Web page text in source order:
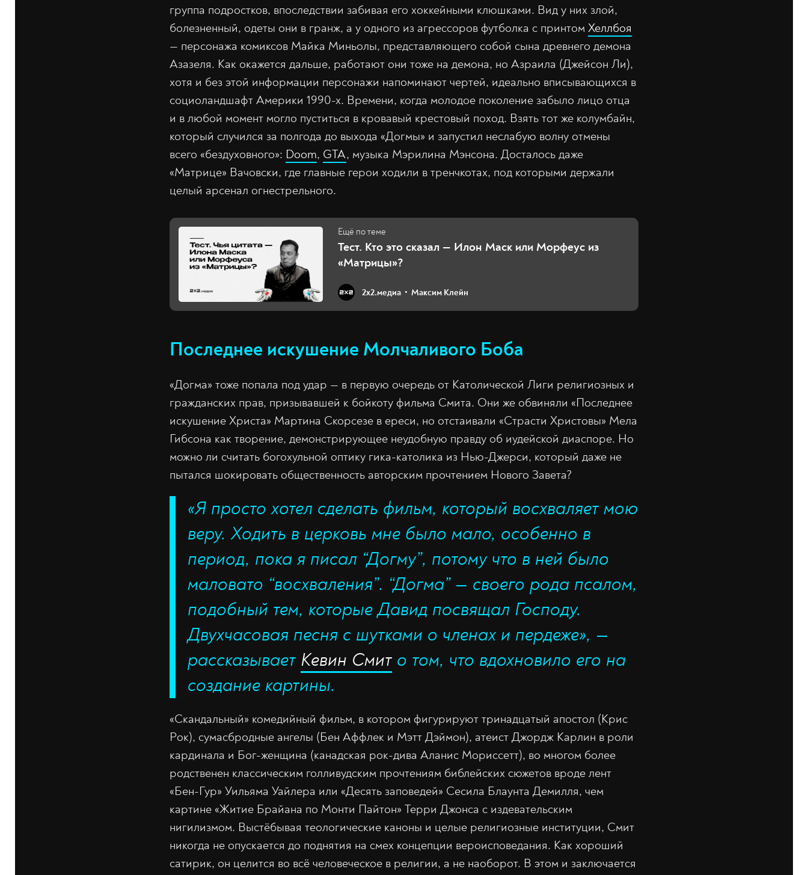
группа подростков, впоследствии забивая его хоккейными клюшками. Вид у них злой,
болезненный, одеты они в гранж, а у одного из агрессоров футболка с принтом Хеллбоя
— персонажа комиксов Майка Миньолы, представляющего собой сына древнего демона
Азазеля. Как окажется дальше, работают они тоже на демона, но Азраила (Джейсон Ли),
хотя и без этой информации персонажи напоминают чертей, идеально вписывающихся в
социоландшафт Америки 1990-х. Времени, когда молодое поколение забыло лицо отца
и в любой момент могло пуститься в кровавый крестовый поход. Взять тот же колумбайн,
который случился за полгода до выхода «Догмы» и запустил неслабую волну отмены
всего «бездуховного»: Doom, GTA, музыка Мэрилина Мэнсона. Досталось даже
«Матрице» Вачовски, где главные герои ходили в тренчкотах, под которыми держали
целый арсенал огнестрельного.
Тест. Кто это сказал — Илон Маск или Морфеус из
«Матрицы»?
2х2.медиа Максим Клейн
Последнее искушение Молчаливого Боба
«Догма» тоже попала под удар — в первую очередь от Католической Лиги религиозных и
гражданских прав, призывавшей к бойкоту фильма Смита. Они же обвиняли «Последнее
искушение Христа» Мартина Скорсезе в ереси, но отстаивали «Страсти Христовы» Мела
Гибсона как творение, демонстрирующее неудобную правду об иудейской диаспоре. Но
можно ли считать богохульной оптику гика-католика из Нью-Джерси, который даже не
пытался шокировать общественность авторским прочтением Нового Завета?
«Я просто хотел сделать фильм, который восхваляет мою
веру. Ходить в церковь мне было мало, особенно в
период, пока я писал “Догму”, потому что в ней было
маловато “восхваления”. “Догма” — своего рода псалом,
подобный тем, которые Давид посвящал Господу.
Двухчасовая песня с шутками о членах и пердеже», —
рассказывает Кевин Смит о том, что вдохновило его на
создание картины.
«Скандальный» комедийный фильм, в котором фигурируют тринадцатый апостол (Крис
Рок), сумасбродные ангелы (Бен Аффлек и Мэтт Дэймон), атеист Джордж Карлин в роли
кардинала и Бог-женщина (канадская рок-дива Аланис Мориссетт), во многом более
родственен классическим голливудским прочтениям библейских сюжетов вроде лент
«Бен-Гур» Уильяма Уайлера или «Десять заповедей» Сесила Блаунта Демилля, чем
картине «Житие Брайана по Монти Пайтон» Терри Джонса с издевательским
нигилизмом. Выстёбывая теологические каноны и целые религиозные институции, Смит
никогда не опускается до поднятия на смех концепции вероисповедания. Как хороший
сатирик, он целится во всё человеческое в религии, а не наоборот. В этом и заключается